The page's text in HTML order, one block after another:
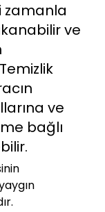
zamanla
ve
ve
bağlı